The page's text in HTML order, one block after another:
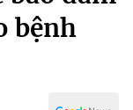
bệnh